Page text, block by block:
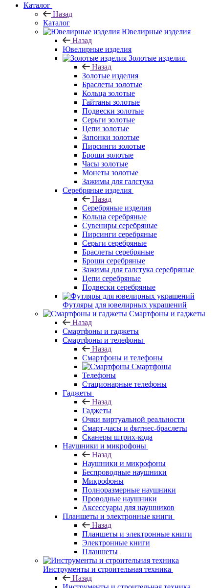
Каталог
Назад
Каталог
Ювелирные изделия
Назад
Ювелирные изделия
Золотые изделия
Назад
Золотые изделия
Браслеты золотые
Кольца золотые
Гайтаны золотые
Подвески золотые
Серьги золотые
Цепи золотые
Запонки золотые
Пирсинги золотые
Броши золотые
Часы золотые
Монеты золотые
Зажимы для галстука
Серебряные изделия
Назад
Серебряные изделия
Кольца серебряные
Сувениры серебряные
Пирсинги серебряные
Серьги серебряные
Браслеты серебряные
Броши серебряные
Зажимы для галстука серебряные
Цепи серебряные
Подвески серебряные
Футляры для ювелирных украшений
Смартфоны и гаджеты
Назад
Смартфоны и гаджеты
Смартфоны и телефоны
Назад
Смартфоны и телефоны
Смартфоны
Телефоны
Стационарные телефоны
Гаджеты
Назад
Гаджеты
Очки виртуальной реальности
Смарт-часы и фитнес-браслеты
Сканеры штрих-кода
Наушники и микрофоны
Назад
Наушники и микрофоны
Беспроводные наушники
Микрофоны
Полноразмерные наушники
Проводные наушники
Аксессуары для наушников
Планшеты и электронные книги
Назад
Планшеты и электронные книги
Электронные книги
Планшеты
Инструменты и строительная техника
Назад